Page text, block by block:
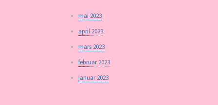
mai 2023
april 2023
mars 2023
februar 2023
januar 2023